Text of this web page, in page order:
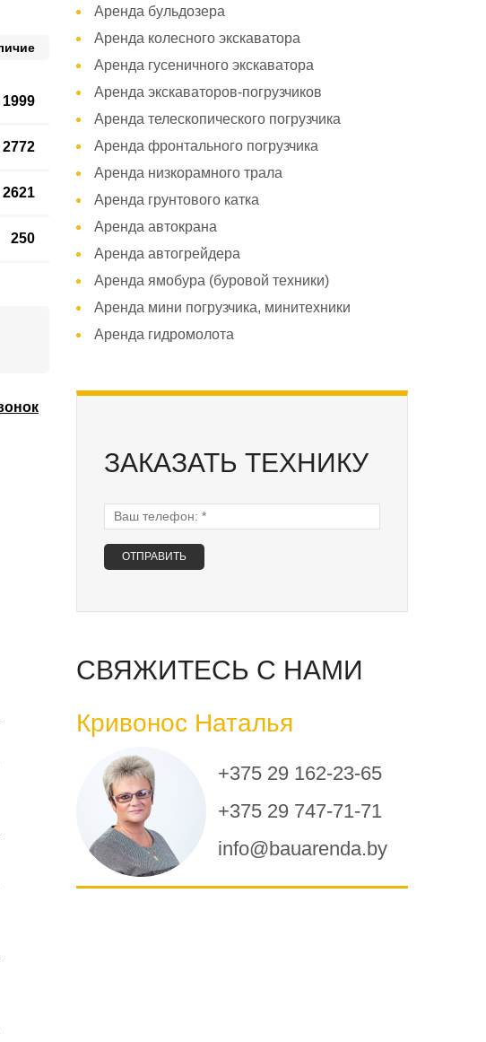
1999
2772
2621
250
Аренда бульдозера
Аренда колесного экскаватора
Аренда гусеничного экскаватора
Аренда экскаваторов-погрузчиков
Аренда телескопического погрузчика
Аренда фронтального погрузчика
Аренда низкорамного трала
Аренда грунтового катка
Аренда автокрана
Аренда автогрейдера
Аренда ямобура (буровой техники)
Аренда мини погрузчика, минитехники
Аренда гидромолота
ЗАКАЗАТЬ ТЕХНИКУ
Ваш телефон:
СВЯЖИТЕСЬ С НАМИ
Кривонос Наталья
+375 29 162-23-65
+375 29 747-71-71
info@bauarenda.by